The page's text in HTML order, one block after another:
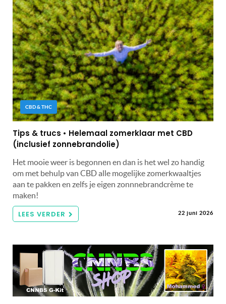
CBD & THC
Tips & trucs • Helemaal zomerklaar met CBD
(inclusief zonnebrandolie)
Het mooie weer is begonnen en dan is het wel zo handig
om met behulp van CBD alle mogelijke zomerkwaaltjes
aan te pakken en zelfs je eigen zonnnebrandcrème te
maken!
LEES VERDER 22 juni 2026